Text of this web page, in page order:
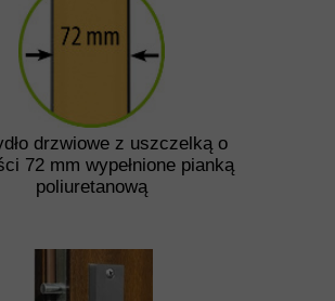
drzwiowe z uszczelką o
72 mm wypełnione pianką
poliuretanową